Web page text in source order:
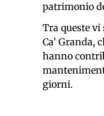
patrimonio
Tra queste
Ca’ Granda,
hanno
giorni.